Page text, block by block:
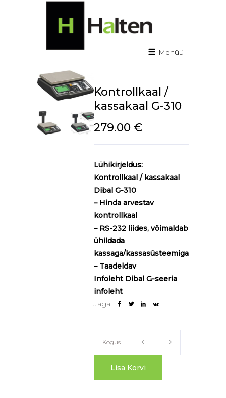
Menüü
Kontrollkaal /
kassakaal G-310
279.00 €
Lühikirjeldus:
Kontrollkaal / kassakaal
Dibal G-310
– Hinda arvestav
kontrollkaal
– RS-232 liides, võimaldab
ühildada
kassaga/kassasüsteemiga
– Taadeldav
Infoleht Dibal G-seeria
infoleht
Jaga:
Kontrollkaal
Kogus
Lisa Korvi